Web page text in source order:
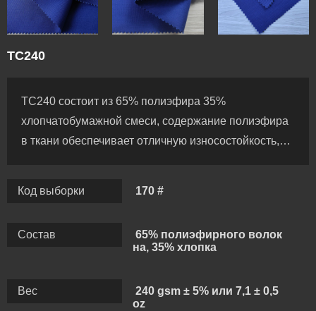
TC240
TC240 состоит из 65% полиэфира 35%
хлопчатобумажной смеси, содержание полиэфира
в ткани обеспечивает отличную износостойкость,
высокую прочность полиэфирного волокна и
имеет характеристики сильной влагопоглощающей
после стирки.
Код выборки 170 #
Состав
65% полиэфирного волок
на, 35% хлопка
Вес
240 gsm ± 5% или 7,1 ± 0,5
oz